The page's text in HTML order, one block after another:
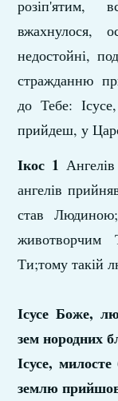
розіп'ятим,
вжахнулося,
недостойні,
стражданню
до Тебе:
прийдеш, у
Ікос 1
ангелів
став
Ти;тому такій
Ісусе Боже,
зем нородних
Ісусе,
землю